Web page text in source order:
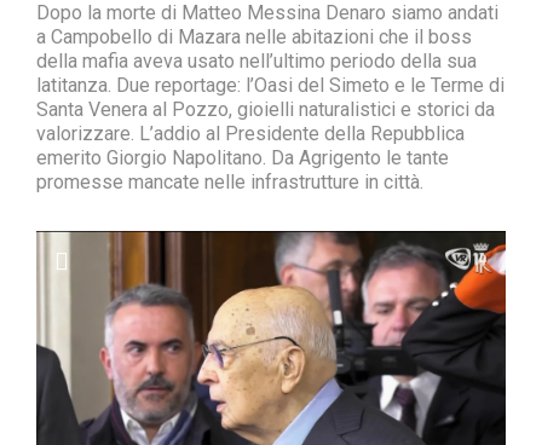
Dopo la morte di Matteo Messina Denaro siamo andati
a Campobello di Mazara nelle abitazioni che il boss
della mafia aveva usato nell’ultimo periodo della sua
latitanza. Due reportage: l’Oasi del Simeto e le Terme di
Santa Venera al Pozzo, gioielli naturalistici e storici da
valorizzare. L’addio al Presidente della Repubblica
emerito Giorgio Napolitano. Da Agrigento le tante
promesse mancate nelle infrastrutture in città.